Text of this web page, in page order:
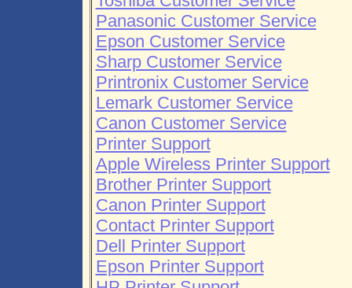
Panasonic Customer Service
Epson Customer Service
Sharp Customer Service
Printronix Customer Service
Lemark Customer Service
Canon Customer Service
Printer Support
Apple Wireless Printer Support
Brother Printer Support
Canon Printer Support
Contact Printer Support
Dell Printer Support
Epson Printer Support